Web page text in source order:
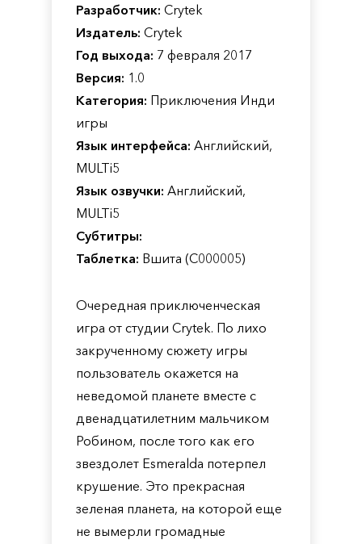
Разработчик: Crytek
Издатель: Crytek
Год выхода: 7 февраля 2017
Версия: 1.0
Категория: Приключения Инди
игры
Язык интерфейса: Английский,
MULTi5
Язык озвучки: Английский,
MULTi5
Субтитры:
Таблетка: Вшита (C000005)
Очередная приключенческая
игра от студии Crytek. По лихо
закрученному сюжету игры
пользователь окажется на
неведомой планете вместе с
двенадцатилетним мальчиком
Робином, после того как его
звездолет Esmeralda потерпел
крушение. Это прекрасная
зеленая планета, на которой еще
не вымерли громадные